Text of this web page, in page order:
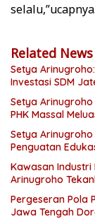
selalu,”ucapnya.
Related News
Setya
Investasi SDM
Setya Arinugroho
PHK Massal
Setya
Penguatan
Kawasan
Arinugroho
Pergeseran Pola
Jawa Tengah